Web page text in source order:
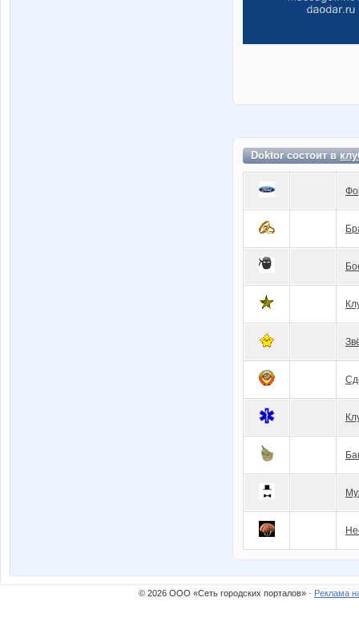
Doktor состоит в
© 2026 ООО «Сеть городских порталов» · Реклама